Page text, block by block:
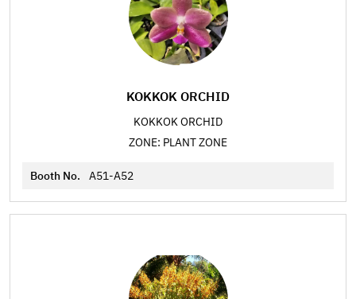
KOKKOK ORCHID
KOKKOK ORCHID
ZONE: PLANT ZONE
Booth No. A51-A52